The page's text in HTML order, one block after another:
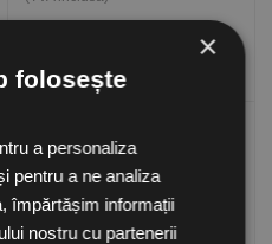
×
folosește
a personaliza
pentru a ne analiza
împărtășim informații
nostru cu partenerii